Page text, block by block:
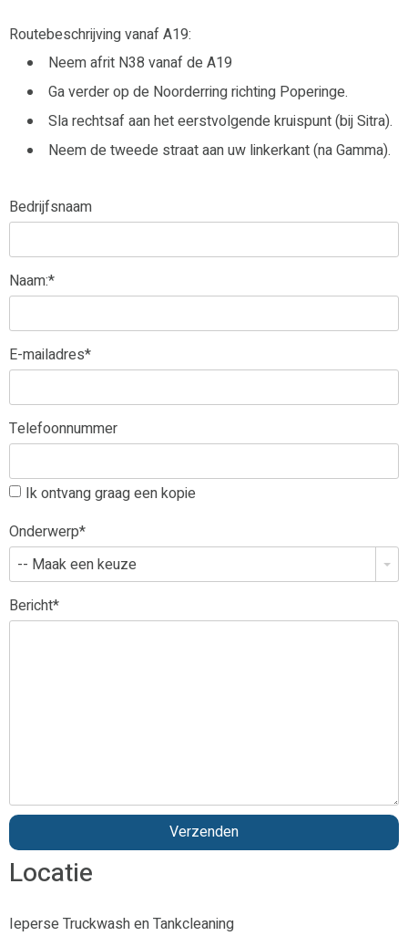
Routebeschrijving vanaf A19:
Neem afrit N38 vanaf de A19
Ga verder op de Noorderring richting Poperinge.
Sla rechtsaf aan het eerstvolgende kruispunt (bij Sitra).
Neem de tweede straat aan uw linkerkant (na Gamma).
Bedrijfsnaam
Naam:*
E-mailadres*
Telefoonnummer
Ik ontvang graag een kopie
Onderwerp*
-- Maak een keuze
Bericht*
Locatie
Ieperse Truckwash en Tankcleaning